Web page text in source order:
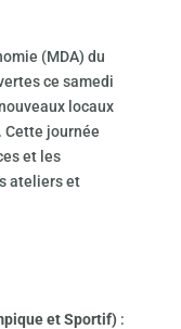
(MDA) du
ce samedi
locaux
Cette journée
et les
ateliers et
et Sportif):